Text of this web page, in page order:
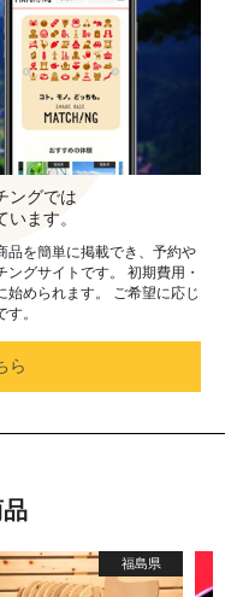
ングでは
います。
品を簡単に掲載でき、予約や
グサイトです。 初期費用・
始められます。 ご希望に応じ
。
ら
福島県